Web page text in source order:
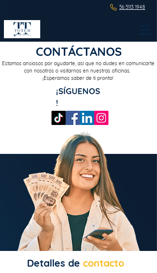
56 5113 1948
CONTÁCTANOS
Estamos ansiosos por ayudarte, así que no dudes en comunicarte
con nosotros o visitarnos en nuestras oficinas.
¡Esperamos saber de ti pronto!
¡SÍGUENOS
!
Detalles de contacto